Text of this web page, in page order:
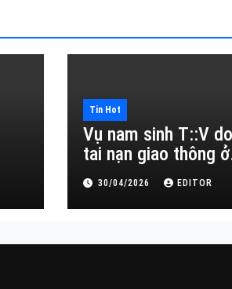
Tin Hot
Vụ nam sinh T::V do
tai nạn giao thông ở
Đắk Lắk
30/04/2026 EDITOR